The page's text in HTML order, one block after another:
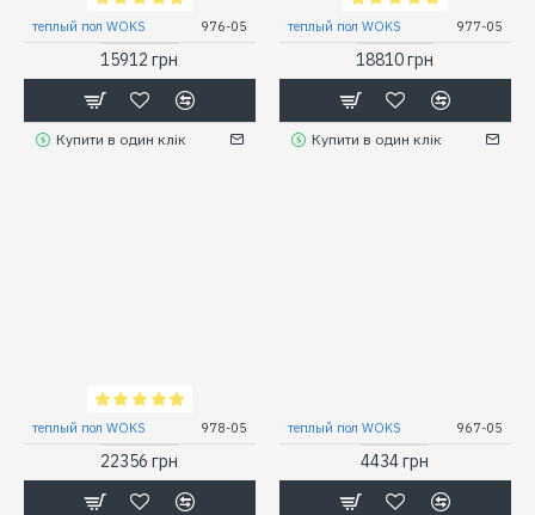
теплый пол WOKS 976-05
15912 грн
Купити в один клік
теплый пол WOKS 977-05
18810 грн
Купити в один клік
теплый пол WOKS 978-05
22356 грн
теплый пол WOKS 967-05
4434 грн